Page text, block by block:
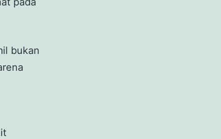
bukan